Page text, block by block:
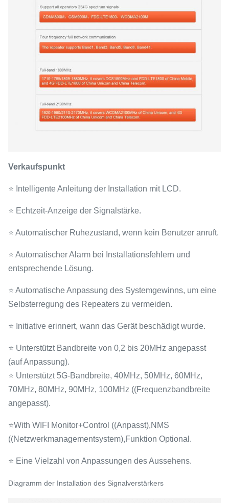
Verkaufspunkt
⭐ Intelligente Anleitung der Installation mit LCD.
⭐ Echtzeit-Anzeige der Signalstärke.
⭐ Automatischer Ruhezustand, wenn kein Benutzer anruft.
⭐ Automatischer Alarm bei Installationsfehlern und
entsprechende Lösung.
⭐ Automatische Anpassung des Systemgewinns, um eine
Selbsterregung des Repeaters zu vermeiden.
⭐ Initiative erinnert, wann das Gerät beschädigt wurde.
⭐ Unterstützt Bandbreite von 0,2 bis 20MHz angepasst
(auf Anpassung).
⭐ Unterstützt 5G-Bandbreite, 40MHz, 50MHz, 60MHz,
70MHz, 80MHz, 90MHz, 100MHz ((Frequenzbandbreite
angepasst).
⭐With WIFI Monitor+Control ((Anpasst),NMS
((Netzwerkmanagementsystem),Funktion Optional.
⭐ Eine Vielzahl von Anpassungen des Aussehens.
Diagramm der Installation des Signalverstärkers